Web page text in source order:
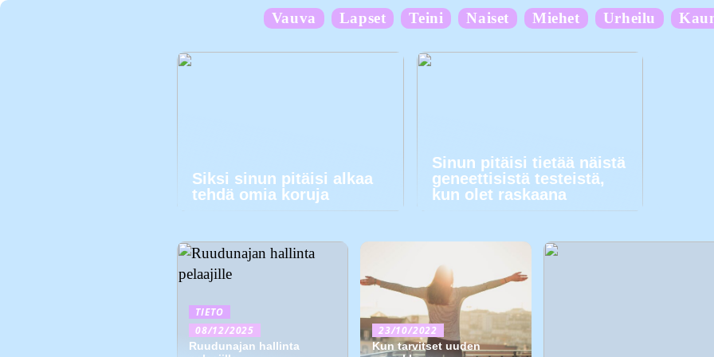
Vauva Lapset Teini Naiset Miehet Urheilu
Siksi sinun pitäisi alkaa
tehdä omia koruja
Sinun pitäisi tietää näistä
geneettisistä testeistä,
kun olet raskaana
TIETO
08/12/2025
Ruudunajan hallinta
23/10/2022
Kun tarvitset uuden